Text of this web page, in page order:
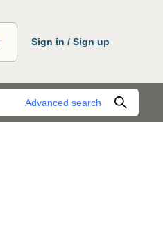
Sign in / Sign up
Advanced search